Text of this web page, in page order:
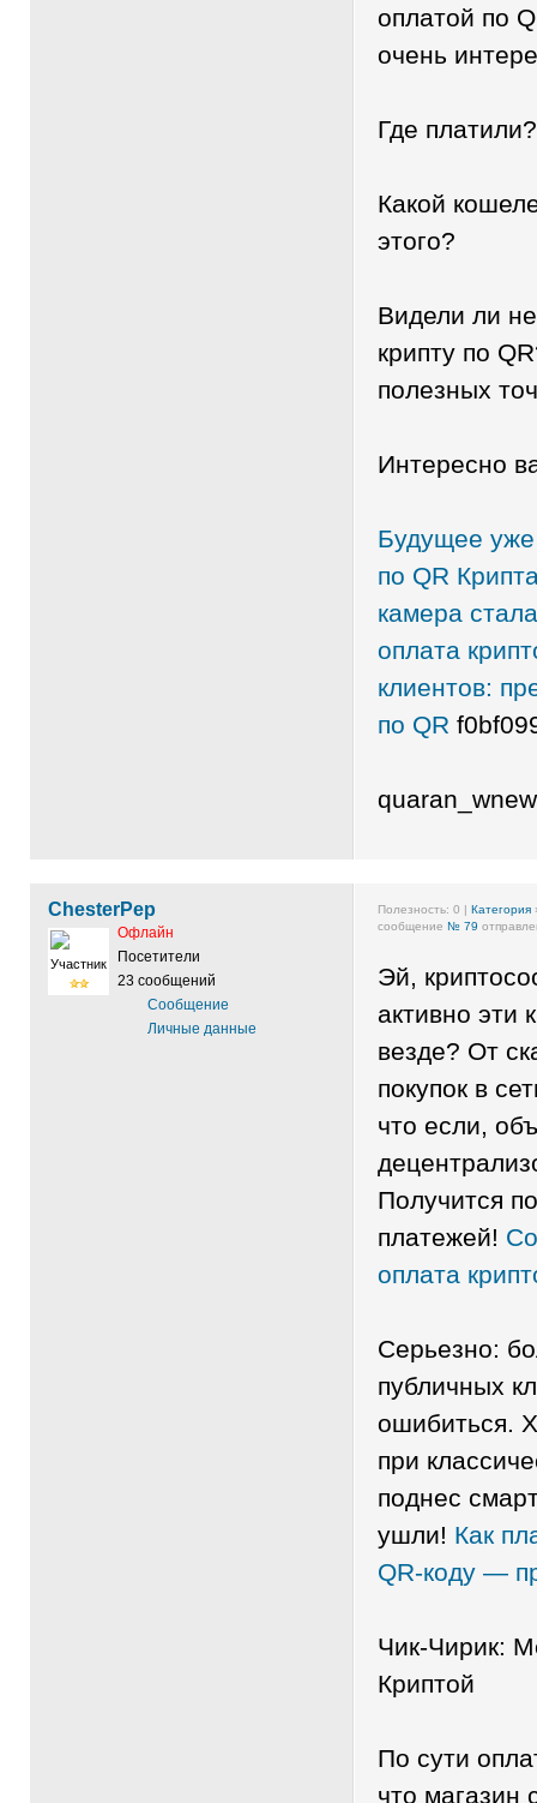
оплатой по
очень
Где
Какой
этого?
Видели ли
крипту по
полезных
Интересно
Будущее уже
по QR
камера
оплата
клиентов:
по QR
ChesterPep
Участник
Офлайн
Посетители
23 сообщений
Сообщение
Личные данные
Полезность: 0 | Категория
сообщение № 79
Эй,
активно эти
везде? От
покупок в
что если,
Получится
платежей!
оплата
Серьезно:
публичных
ошибиться.
при
поднес
ушли! Как
QR-коду —
Чик-Чирик:
Криптой
По сути
что магазин